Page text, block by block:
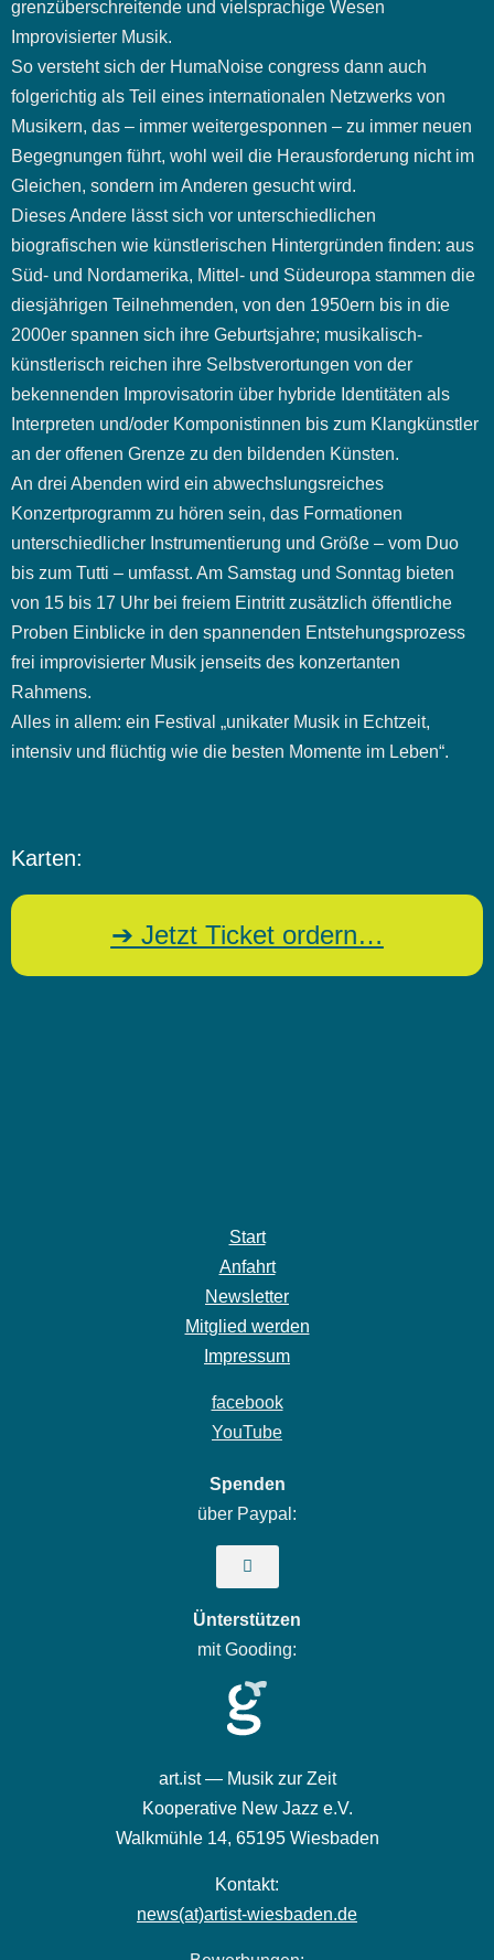
grenzüberschreitende und vielsprachige Wesen
Improvisierter Musik.
So versteht sich der HumaNoise congress dann auch
folgerichtig als Teil eines internationalen Netzwerks von
Musikern, das – immer weitergesponnen – zu immer neuen
Begegnungen führt, wohl weil die Herausforderung nicht im
Gleichen, sondern im Anderen gesucht wird.
Dieses Andere lässt sich vor unterschiedlichen
biografischen wie künstlerischen Hintergründen finden: aus
Süd- und Nordamerika, Mittel- und Südeuropa stammen die
diesjährigen Teilnehmenden, von den 1950ern bis in die
2000er spannen sich ihre Geburtsjahre; musikalisch-
künstlerisch reichen ihre Selbstverortungen von der
bekennenden Improvisatorin über hybride Identitäten als
Interpreten und/oder Komponistinnen bis zum Klangkünstler
an der offenen Grenze zu den bildenden Künsten.
An drei Abenden wird ein abwechslungsreiches
Konzertprogramm zu hören sein, das Formationen
unterschiedlicher Instrumentierung und Größe – vom Duo
bis zum Tutti – umfasst. Am Samstag und Sonntag bieten
von 15 bis 17 Uhr bei freiem Eintritt zusätzlich öffentliche
Proben Einblicke in den spannenden Entstehungsprozess
frei improvisierter Musik jenseits des konzertanten
Rahmens.
Alles in allem: ein Festival „unikater Musik in Echtzeit,
intensiv und flüchtig wie die besten Momente im Leben“.
Karten:
➔ Jetzt Ticket ordern…
Start
Anfahrt
Newsletter
Mitglied werden
Impressum
facebook
YouTube
Spenden
über Paypal:
Ünterstützen
mit Gooding:
art.ist — Musik zur Zeit
Kooperative New Jazz e.V.
Walkmühle 14, 65195 Wiesbaden
Kontakt:
news(at)artist-wiesbaden.de